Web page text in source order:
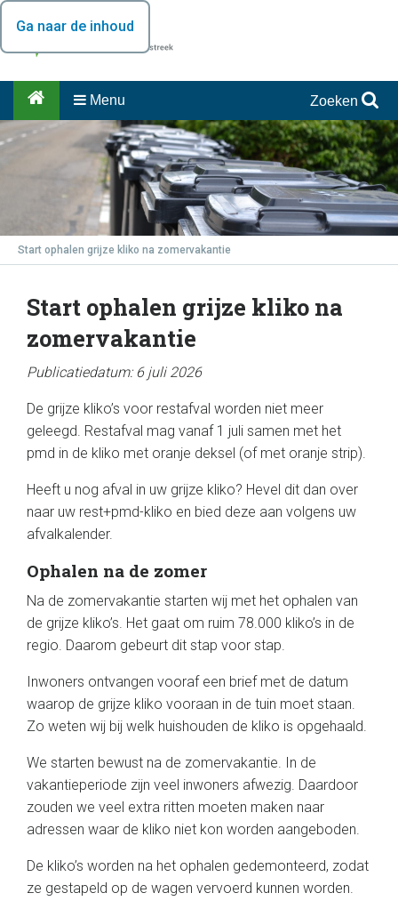
Ga naar de inhoud
Menu Zoeken
Start ophalen grijze kliko na zomervakantie
Start ophalen grijze kliko na
zomervakantie
Publicatiedatum: 6 juli 2026
De grijze kliko’s voor restafval worden niet meer
geleegd. Restafval mag vanaf 1 juli samen met het
pmd in de kliko met oranje deksel (of met oranje strip).
Heeft u nog afval in uw grijze kliko? Hevel dit dan over
naar uw rest+pmd-kliko en bied deze aan volgens uw
afvalkalender.
Ophalen na de zomer
Na de zomervakantie starten wij met het ophalen van
de grijze kliko’s. Het gaat om ruim 78.000 kliko’s in de
regio. Daarom gebeurt dit stap voor stap.
Inwoners ontvangen vooraf een brief met de datum
waarop de grijze kliko vooraan in de tuin moet staan.
Zo weten wij bij welk huishouden de kliko is opgehaald.
We starten bewust na de zomervakantie. In de
vakantieperiode zijn veel inwoners afwezig. Daardoor
zouden we veel extra ritten moeten maken naar
adressen waar de kliko niet kon worden aangeboden.
De kliko’s worden na het ophalen gedemonteerd, zodat
ze gestapeld op de wagen vervoerd kunnen worden.